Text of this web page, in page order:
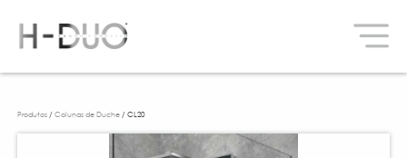
Produtos/ Colunas de Duche/ CL20